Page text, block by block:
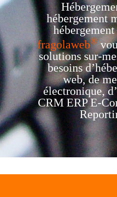
hébergement
fragolaweb®
solutions sur-
besoins
web, de
électronique,
CRM ERP E-